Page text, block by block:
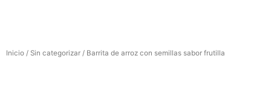
Inicio / Sin categorizar / Barrita de arroz con semillas sabor frutilla